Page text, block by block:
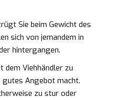
Sie beim Gewicht des
sich von jemandem in
hintergangen.
dem Viehhändler zu
gutes Angebot macht.
zu stur oder